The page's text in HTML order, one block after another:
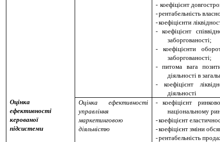
Оцінка
ефективності
керованої
підсистеми
- коефіцієнт
-рентабельність
-коефіцієнти
- коефіцієнт
заборгованості;
-
коефіцієнти
заборгованості;
- питома вага
діяльності в
-
коефіцієнт
діяльності
Оцінка ефективності
управління
маркетинговою
діяльністю
-
коефіцієнт
національному
-коефіцієнт
-коефіцієнт зміни
-рентабельність